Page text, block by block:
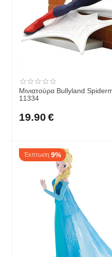
Μινιατούρα Bullyland
11334
19.90 €
Έκπτωση 9%